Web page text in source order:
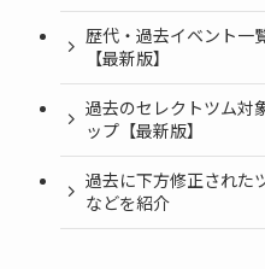
歴代・過去イベント一
【最新版】
過去のセレクトツム対
ップ【最新版】
過去に下方修正された
などを紹介